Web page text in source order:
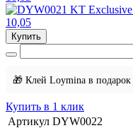
Купить
🎁 Клей Loymina в подарок
Купить в 1 клик
Артикул DYW0022